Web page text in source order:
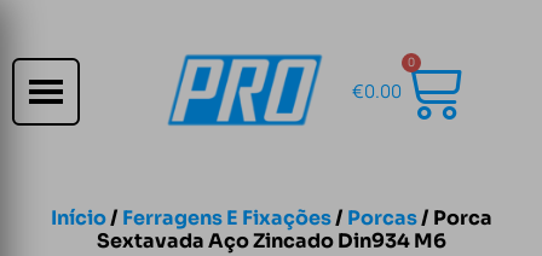
€0.00
0
Início/ Ferragens E Fixações/ Porcas/ Porca
Sextavada Aço Zincado Din934 M6